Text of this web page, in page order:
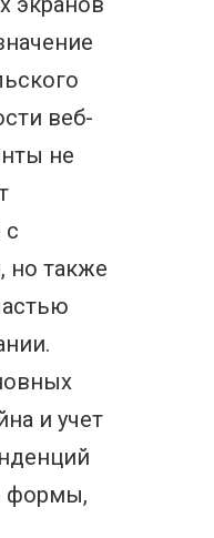
веб-
не
с
но также
и учет
формы,